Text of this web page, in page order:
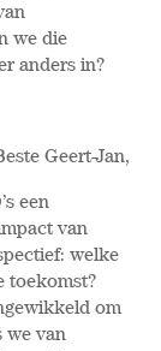
we die
anders in?
Geert-Jan,
een
van
welke
toekomst?
om
we van